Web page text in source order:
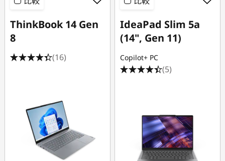
ThinkBook 14 Gen
8
(16)
IdeaPad Slim 5a
(14", Gen 11)
Copilot+ PC
(5)